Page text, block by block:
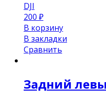
DJI
200 ₽
В корзину
В закладки
Сравнить
Задний